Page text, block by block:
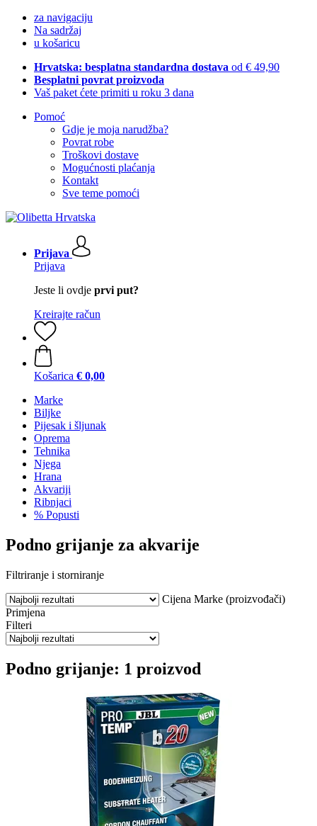
za navigaciju
Na sadržaj
u košaricu
Hrvatska: besplatna standardna dostava od € 49,90
Besplatni povrat proizvoda
Vaš paket ćete primiti u roku 3 dana
Pomoć
Gdje je moja narudžba?
Povrat robe
Troškovi dostave
Mogućnosti plaćanja
Kontakt
Sve teme pomoći
Prijava
Prijava
Jeste li ovdje prvi put?
Kreirajte račun
Košarica € 0,00
Marke
Biljke
Pijesak i šljunak
Oprema
Tehnika
Njega
Hrana
Akvariji
Ribnjaci
% Popusti
Podno grijanje za akvarije
Filtriranje i storniranje
Cijena Marke (proizvođači)
Primjena
Filteri
Podno grijanje: 1 proizvod